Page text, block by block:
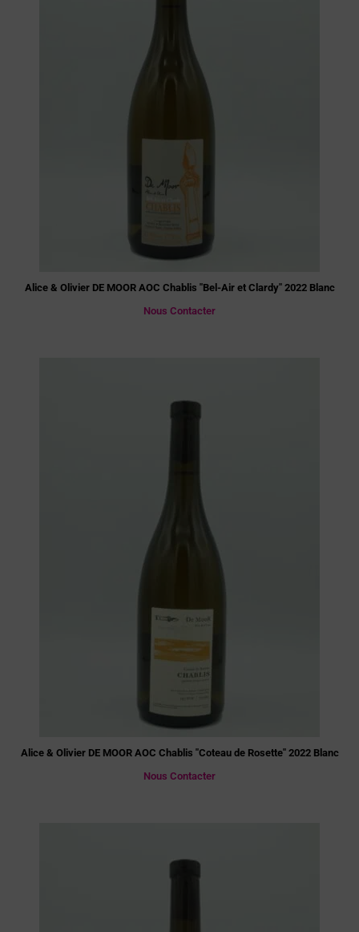
Alice & Olivier DE MOOR AOC Chablis "Bel-Air et Clardy" 2022 Blanc
Nous Contacter
Alice & Olivier DE MOOR AOC Chablis "Coteau de Rosette" 2022 Blanc
Nous Contacter